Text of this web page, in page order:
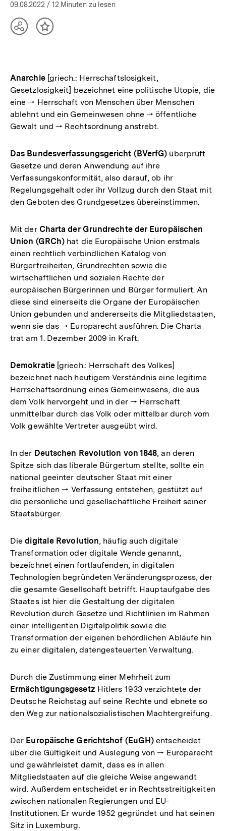
09.08.2022 / 12 Minuten zu lesen
TeilenInhalt
Anarchie[griech.: Herrschaftslosigkeit,
Gesetzlosigkeit] bezeichnet eine politische Utopie, die
eine 🠒 Herrschaft von Menschen über Menschen
ablehnt und ein Gemeinwesen ohne 🠒 öffentliche
Gewalt und 🠒 Rechtsordnung anstrebt.
Das Bundesverfassungsgericht (BVerfG) überprüft
Gesetze und deren Anwendung auf ihre
Verfassungskonformität, also darauf, ob ihr
Regelungsgehalt oder ihr Vollzug durch den Staat mit
den Geboten des Grundgesetzes übereinstimmen.
Mit der Charta der Grundrechte der Europäischen
Union (GRCh) hat die Europäische Union erstmals
einen rechtlich verbindlichen Katalog von
Bürgerfreiheiten, Grundrechten sowie die
wirtschaftlichen und sozialen Rechte der
europäischen Bürgerinnen und Bürger formuliert. An
diese sind einerseits die Organe der Europäischen
Union gebunden und andererseits die Mitgliedstaaten,
wenn sie das 🠒 Europarecht ausführen. Die Charta
trat am 1. Dezember 2009 in Kraft.
Demokratie[griech.: Herrschaft des Volkes]
bezeichnet nach heutigem Verständnis eine legitime
Herrschaftsordnung eines Gemeinwesens, die aus
dem Volk hervorgeht und in der 🠒 Herrschaft
unmittelbar durch das Volk oder mittelbar durch vom
Volk gewählte Vertreter ausgeübt wird.
In der Deutschen Revolution von 1848, an deren
Spitze sich das liberale Bürgertum stellte, sollte ein
national geeinter deutscher Staat mit einer
freiheitlichen 🠒 Verfassung entstehen, gestützt auf
die persönliche und gesellschaftliche Freiheit seiner
Staatsbürger.
Diedigitale Revolution, häufig auch digitale
Transformation oder digitale Wende genannt,
bezeichnet einen fortlaufenden, in digitalen
Technologien begründeten Veränderungsprozess, der
die gesamte Gesellschaft betrifft. Hauptaufgabe des
Staates ist hier die Gestaltung der digitalen
Revolution durch Gesetze und Richtlinien im Rahmen
einer intelligenten Digitalpolitik sowie die
Transformation der eigenen behördlichen Abläufe hin
zu einer digitalen, datengesteuerten Verwaltung.
Durch die Zustimmung einer Mehrheit zum
Ermächtigungsgesetz Hitlers 1933 verzichtete der
Deutsche Reichstag auf seine Rechte und ebnete so
den Weg zur nationalsozialistischen Machtergreifung.
Der Europäische Gerichtshof (EuGH) entscheidet
über die Gültigkeit und Auslegung von 🠒 Europarecht
und gewährleistet damit, dass es in allen
Mitgliedstaaten auf die gleiche Weise angewandt
wird. Außerdem entscheidet er in Rechtsstreitigkeiten
zwischen nationalen Regierungen und EU-
Institutionen. Er wurde 1952 gegründet und hat seinen
Sitz in Luxemburg.